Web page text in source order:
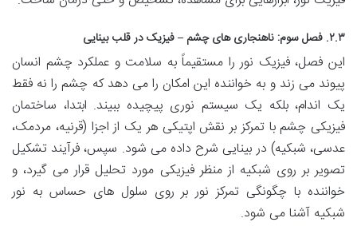
۲.۳. فصل سوم: ناهنجاری های چشم – فیزیک در قلب بینایی
این فصل، فیزیک نور را مستقیماً به سلامت و عملکرد چشم انسان
پیوند می زند و به خواننده این امکان را می دهد که چشم را نه فقط
یک اندام، بلکه یک سیستم نوری پیچیده ببیند. ابتدا، ساختمان
فیزیکی چشم با تمرکز بر نقش اپتیکی هر یک از اجزا (قرنیه، مردمک،
عدسی، شبکیه) در بینایی شرح داده می شود. سپس، فرآیند تشکیل
تصویر بر روی شبکیه از منظر فیزیکی مورد تحلیل قرار می گیرد، و
خواننده با چگونگی تمرکز نور بر روی سلول های حساس به نور
شبکیه آشنا می شود.